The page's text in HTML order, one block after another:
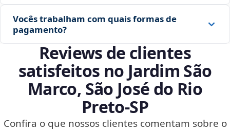
Vocês trabalham com quais formas de
pagamento?
Reviews de clientes
satisfeitos no Jardim São
Marco, São José do Rio
Preto‑SP
Confira o que nossos clientes comentam sobre o